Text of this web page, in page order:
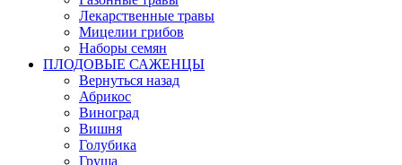
Лекарственные травы
Мицелии грибов
Наборы семян
ПЛОДОВЫЕ САЖЕНЦЫ
Вернуться назад
Абрикос
Виноград
Вишня
Голубика
Груша